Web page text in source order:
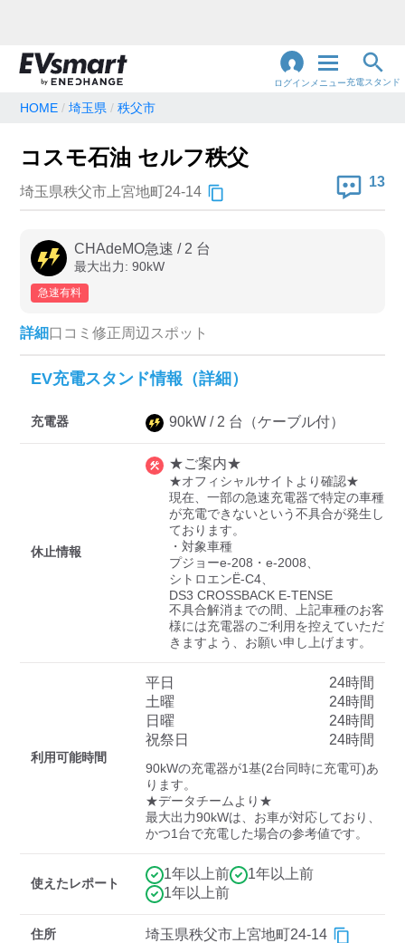
ログイン メニュー充電スタンド
地名・観光スポット・住所で検索
充電器の種類
急速充電器のみ表示
高速道路上のみ表示
認証システム
三菱ディーラーを表示
日産ディーラーを表示
トヨタディーラーを表
示
中速-20kW-以上 急速-44kW-以上
検索する
HOME 埼玉県 秩父市
コスモ石油 セルフ秩父
埼玉県秩父市上宮地町24-14
13
CHAdeMO急速 / 2 台
最大出力: 90kW
急速有料
詳細口コミ 修正周辺スポット
EV充電スタンド情報（詳細）
充電器 90kW / 2 台 （ケーブル付）
休止情報
★ご案内★
★オフィシャルサイトより確認★
現在、一部の急速充電器で特定の車種
が充電できないという不具合が発生し
ております。
・対象車種
プジョーe-208・e-2008、
シトロエンË-C4、
DS3 CROSSBACK E-TENSE
不具合解消までの間、上記車種のお客
様には充電器のご利用を控えていただ
きますよう、お願い申し上げます。
利用可能時間
平日
24時間
土曜
24時間
日曜
24時間
祝祭日
24時間
90kWの充電器が1基(2台同時に充電可)あ
ります。
★データチームより★
最大出力90kWは、お車が対応しており、
かつ1台で充電した場合の参考値です。
使えたレポート
1年以上前
1年以上前
1年以上前
住所 埼玉県秩父市上宮地町24-14